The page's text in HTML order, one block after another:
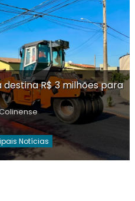
R$ 3 milhões para
Notícias